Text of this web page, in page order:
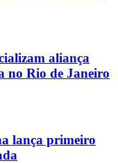
aliança
no Rio de Janeiro
lança primeiro